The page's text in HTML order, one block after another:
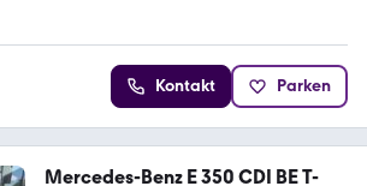
Kontakt Parken
Mercedes-Benz E 350 CDI BE T-